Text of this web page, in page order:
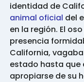
identidad de
animal oficial del
en la región. El
presencia
California,
estado hasta que
apropiarse de su